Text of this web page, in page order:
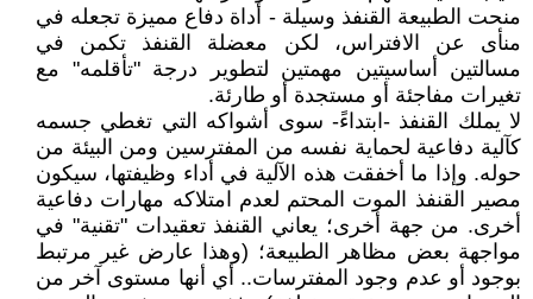
منحت الطبيعة القنفذ وسيلة - أداة دفاع مميزة تجعله في
منأى عن الافتراس، لكن معضلة القنفذ تكمن في
مسالتين أساسيتين مهمتين لتطوير درجة "تأقلمه" مع
تغيرات مفاجئة أو مستجدة أو طارئة.
لا يملك القنفذ -ابتداءً- سوى أشواكه التي تغطي جسمه
كآلية دفاعية لحماية نفسه من المفترسين ومن البيئة من
حوله. وإذا ما أخفقت هذه الآلية في أداء وظيفتها، سيكون
مصير القنفذ الموت المحتم لعدم امتلاكه مهارات دفاعية
أخرى. من جهة أخرى؛ يعاني القنفذ تعقيدات "تقنية" في
مواجهة بعض مظاهر الطبيعة؛ (وهذا عارض غير مرتبط
بوجود أو عدم وجود المفترسات.. أي أنها مستوى آخر من